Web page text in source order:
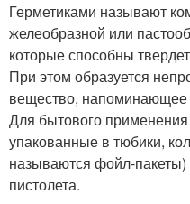
Герметиками называют
желеобразной или
которые способны
При этом образуется
вещество, напоминающее
Для бытового
упакованные в тюбики,
называются фойл-пакеты)
пистолета.